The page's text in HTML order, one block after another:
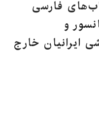
فارسی
و
ایرانیان خارج